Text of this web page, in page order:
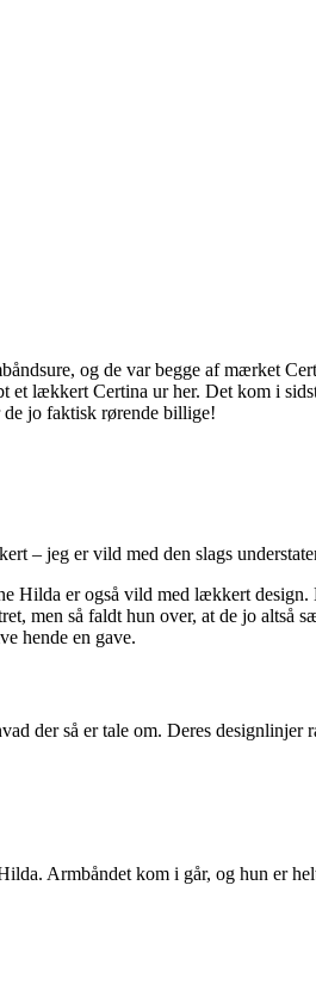
og de var begge af mærket
et lækkert Certina ur her. Det kom i
jo faktisk rørende billige!
– jeg er vild med den slags
er også vild med lækkert
men så faldt hun over, at de jo altså
hende en gave.
der så er tale om. Deres
Armbåndet kom i går, og hun er